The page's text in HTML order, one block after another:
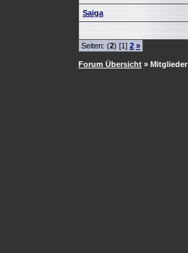
Saiga
Seiten: (2) [1] 2 »
Forum Übersicht » Mitglieder